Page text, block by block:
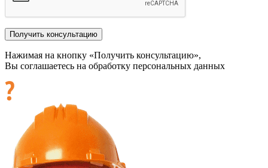
Нажимая на кнопку «Получить консультацию»,
Вы соглашаетесь на обработку персональных данных